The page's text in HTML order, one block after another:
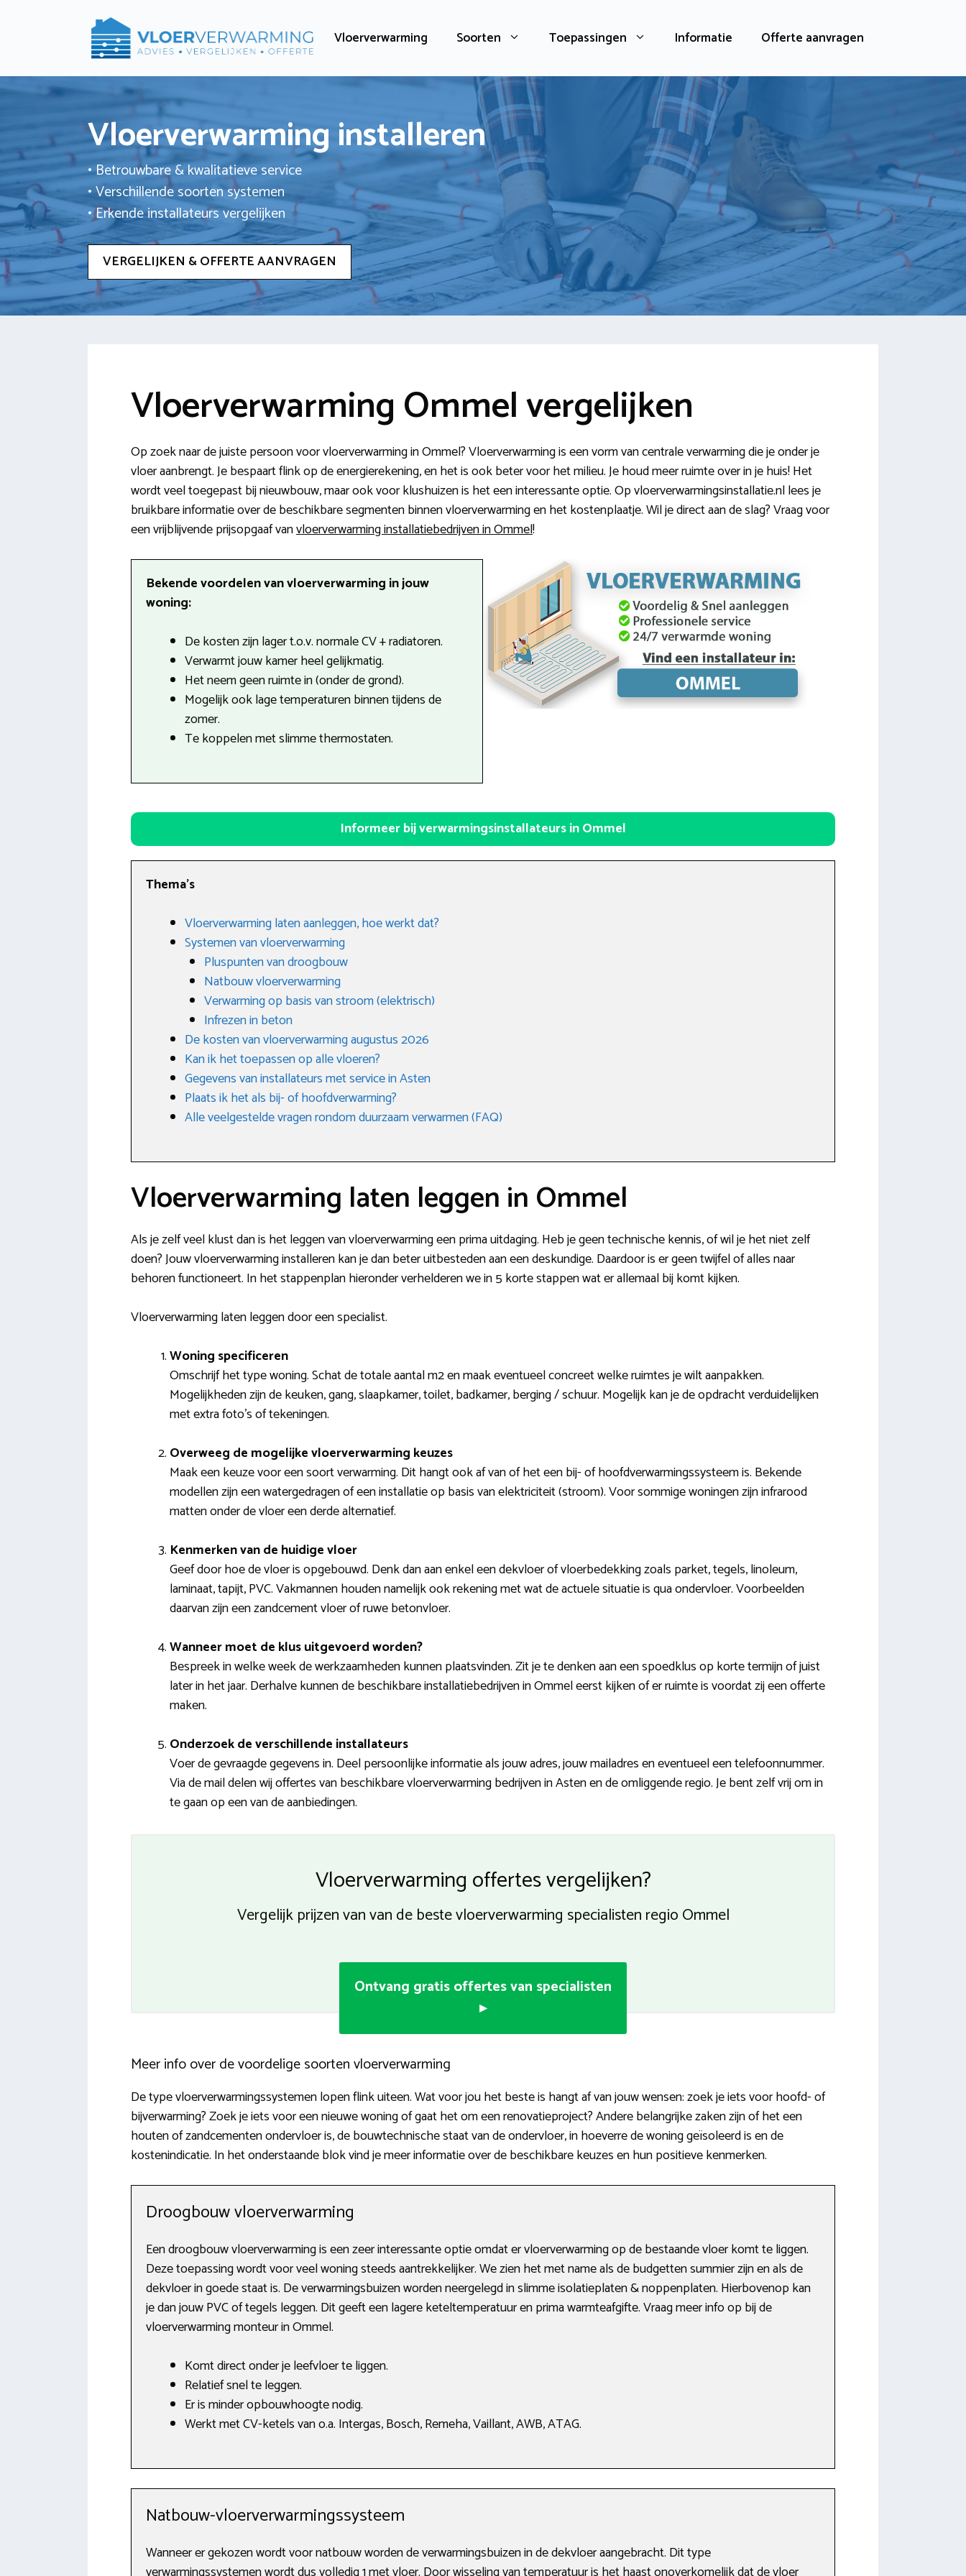
Vloerverwarming Soorten Toepassingen Informatie Offerte aanvragen
Vloerverwarming installeren
• Betrouwbare & kwalitatieve service
• Verschillende soorten systemen
• Erkende installateurs vergelijken
VERGELIJKEN & OFFERTE AANVRAGEN
Vloerverwarming Ommel vergelijken
Op zoek naar de juiste persoon voor vloerverwarming in Ommel? Vloerverwarming is een vorm van centrale verwarming die je onder je
vloer aanbrengt. Je bespaart flink op de energierekening, en het is ook beter voor het milieu. Je houd meer ruimte over in je huis! Het
wordt veel toegepast bij nieuwbouw, maar ook voor klushuizen is het een interessante optie. Op vloerverwarmingsinstallatie.nl lees je
bruikbare informatie over de beschikbare segmenten binnen vloerverwarming en het kostenplaatje. Wil je direct aan de slag? Vraag voor
een vrijblijvende prijsopgaaf vanvloerverwarming installatiebedrijven in Ommel!
Bekende voordelen van vloerverwarming in jouw
woning:
De kosten zijn lager t.o.v. normale CV + radiatoren.
Verwarmt jouw kamer heel gelijkmatig.
Het neem geen ruimte in (onder de grond).
Mogelijk ook lage temperaturen binnen tijdens de
zomer.
Te koppelen met slimme thermostaten.
Informeer bij verwarmingsinstallateurs in Ommel
Thema’s
Vloerverwarming laten aanleggen, hoe werkt dat?
Systemen van vloerverwarming
Pluspunten van droogbouw
Natbouw vloerverwarming
Verwarming op basis van stroom (elektrisch)
Infrezen in beton
De kosten van vloerverwarming augustus 2026
Kan ik het toepassen op alle vloeren?
Gegevens van installateurs met service in Asten
Plaats ik het als bij- of hoofdverwarming?
Alle veelgestelde vragen rondom duurzaam verwarmen (FAQ)
Vloerverwarming laten leggen in Ommel
Als je zelf veel klust dan is het leggen van vloerverwarming een prima uitdaging. Heb je geen technische kennis, of wil je het niet zelf
doen? Jouw vloerverwarming installeren kan je dan beter uitbesteden aan een deskundige. Daardoor is er geen twijfel of alles naar
behoren functioneert. In het stappenplan hieronder verhelderen we in 5 korte stappen wat er allemaal bij komt kijken.
Vloerverwarming laten leggen door een specialist.
Woning specificeren
Omschrijf het type woning. Schat de totale aantal m2 en maak eventueel concreet welke ruimtes je wilt aanpakken.
Mogelijkheden zijn de keuken, gang, slaapkamer, toilet, badkamer, berging / schuur. Mogelijk kan je de opdracht verduidelijken
met extra foto’s of tekeningen.
Overweeg de mogelijke vloerverwarming keuzes
Maak een keuze voor een soort verwarming. Dit hangt ook af van of het een bij- of hoofdverwarmingssysteem is. Bekende
modellen zijn een watergedragen of een installatie op basis van elektriciteit (stroom). Voor sommige woningen zijn infrarood
matten onder de vloer een derde alternatief.
Kenmerken van de huidige vloer
Geef door hoe de vloer is opgebouwd. Denk dan aan enkel een dekvloer of vloerbedekking zoals parket, tegels, linoleum,
laminaat, tapijt, PVC. Vakmannen houden namelijk ook rekening met wat de actuele situatie is qua ondervloer. Voorbeelden
daarvan zijn een zandcement vloer of ruwe betonvloer.
Wanneer moet de klus uitgevoerd worden?
Bespreek in welke week de werkzaamheden kunnen plaatsvinden. Zit je te denken aan een spoedklus op korte termijn of juist
later in het jaar. Derhalve kunnen de beschikbare installatiebedrijven in Ommel eerst kijken of er ruimte is voordat zij een offerte
maken.
Onderzoek de verschillende installateurs
Voer de gevraagde gegevens in. Deel persoonlijke informatie als jouw adres, jouw mailadres en eventueel een telefoonnummer.
Via de mail delen wij offertes van beschikbare vloerverwarming bedrijven in Asten en de omliggende regio. Je bent zelf vrij om in
te gaan op een van de aanbiedingen.
Vloerverwarming offertes vergelijken?
Vergelijk prijzen van van de beste vloerverwarming specialisten regio Ommel
Ontvang gratis offertes van specialisten
▸
Meer info over de voordelige soorten vloerverwarming
De type vloerverwarmingssystemen lopen flink uiteen. Wat voor jou het beste is hangt af van jouw wensen: zoek je iets voor hoofd- of
bijverwarming? Zoek je iets voor een nieuwe woning of gaat het om een renovatieproject? Andere belangrijke zaken zijn of het een
houten of zandcementen ondervloer is, de bouwtechnische staat van de ondervloer, in hoeverre de woning geïsoleerd is en de
kostenindicatie. In het onderstaande blok vind je meer informatie over de beschikbare keuzes en hun positieve kenmerken.
Droogbouw vloerverwarming
Een droogbouw vloerverwarming is een zeer interessante optie omdat er vloerverwarming op de bestaande vloer komt te liggen.
Deze toepassing wordt voor veel woning steeds aantrekkelijker. We zien het met name als de budgetten summier zijn en als de
dekvloer in goede staat is. De verwarmingsbuizen worden neergelegd in slimme isolatieplaten & noppenplaten. Hierbovenop kan
je dan jouw PVC of tegels leggen. Dit geeft een lagere keteltemperatuur en prima warmteafgifte. Vraag meer info op bij de
vloerverwarming monteur in Ommel.
Komt direct onder je leefvloer te liggen.
Relatief snel te leggen.
Er is minder opbouwhoogte nodig.
Werkt met CV-ketels van o.a. Intergas, Bosch, Remeha, Vaillant, AWB, ATAG.
Natbouw-vloerverwarmingssysteem
Wanneer er gekozen wordt voor natbouw worden de verwarmingsbuizen in de dekvloer aangebracht. Dit type